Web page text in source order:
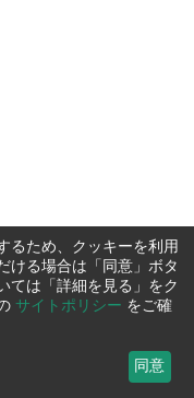
るため、クッキーを利用
ける場合は「同意」ボタ
ては「詳細を見る」をク
サイトポリシー をご確
同意